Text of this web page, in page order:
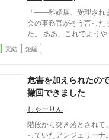
「――離婚届、受理され
会の事務官がそう言った
た。 ああ、これでようやく三年分の無視に終止符を打て
るわ。 王命による“形式結婚”。 夫の顔も知らず、手紙もな
し、戦地から帰ってきたとい
ました。 何か問題ありま
完結 短編
危害を加えられたの
撤回できました
しゃーりん
階段から突き落とされて
っていたアンジェリー